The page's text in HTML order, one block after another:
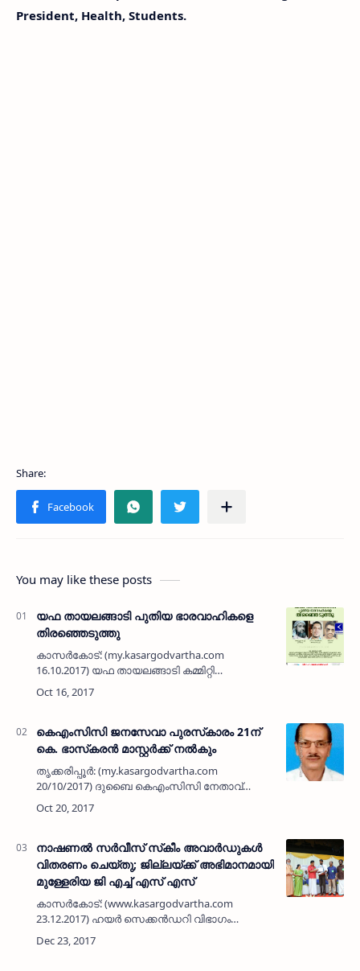
President, Health, Students.
You may like these posts
യഫ തായലങ്ങാടി പുതിയ ഭാരവാഹികളെ
തിരഞ്ഞെടുത്തു
കാസര്‍കോട്: (my.kasargodvartha.com
16.10.2017) യഫ തായലങ്ങാടി കമ്മിറ്റി
ഭാരവാഹികളെ തിരഞ്ഞെടുത്തു. പ്രസിഡന്റ്:
അബ്ദുല്ല കൊച്ചി, വൈസ് പ്രസിഡന്റുമാര്‍:
കെഎംസിസി ജനസേവാ പുരസ്‌കാരം 21ന്
കെ. ഭാസ്‌കരന്‍ മാസ്റ്റര്‍ക്ക് നല്‍കും
തൃക്കരിപ്പൂര്‍: (my.kasargodvartha.com
20/10/2017) ദുബൈ കെഎംസിസി നേതാവ്
എ.ബി. അബ്ദുസലാം ഹാജിയുടെ സ്മരണാര്‍ത്ഥം
തൃക്കരിപ്പൂര്‍ ദുബൈ കെഎംസിസി കമ്മിറ്റിയുടെ
നാഷണല്‍ സര്‍വീസ് സ്‌കീം അവാര്‍ഡുകള്‍
വിതരണം ചെയ്തു; ജില്ലയ്ക്ക് അഭിമാനമായി
മുള്ളേരിയ ജി എച്ച് എസ് എസ്
കാസര്‍കോട്: (www.kasargodvartha.com
23.12.2017) ഹയര്‍ സെക്കന്‍ഡറി വിഭാഗം
നാഷണല്‍ സര്‍വീസ് സ്‌കീം സംസ്ഥാന- ജില്ലാ
അവാര്‍ഡുകള്‍ വിതരണം ചെയ്തപ്പോള്‍